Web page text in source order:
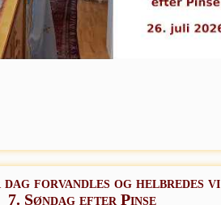
forvandles og helbredes vi
7. Søndag efter Pinse